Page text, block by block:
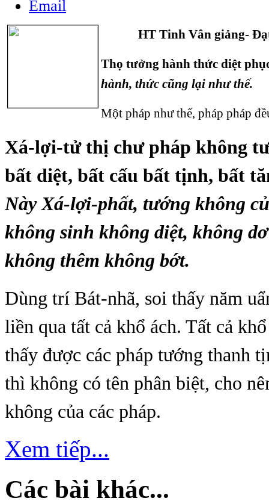
HT Tinh Vân giảng-
Thọ tưởng hành thức diệt
hành, thức cũng lại như thế.
Một pháp như thế, pháp pháp
Xá-lợi-tử thị chư pháp không
bất diệt, bất cấu bất tịnh, bất
Này Xá-lợi-phất, tướng không
không sinh không diệt, không
không thêm không bớt.
Dùng trí Bát-nhã, soi thấy năm
liền qua tất cả khổ ách. Tất cả
thấy được các pháp tướng thanh
thì không có tên phân biệt, cho
không của các pháp.
Xem tiếp...
Các bài khác...